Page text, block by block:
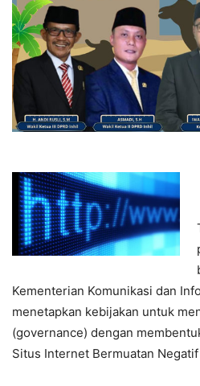
Kementerian Komunikasi dan
menetapkan kebijakan untuk
(governance) dengan
Situs Internet Bermuatan Negatif